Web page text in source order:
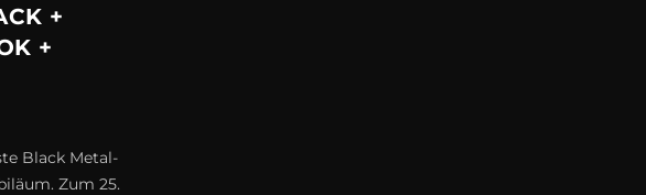
+
+
Black Metal-
Zum 25.